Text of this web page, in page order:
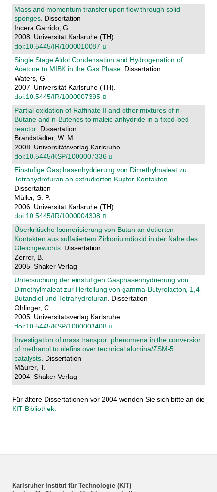
Mass and momentum transfer upon flow through solid
sponges. Dissertation
Incera Garrido, G.
2008. Universität Karlsruhe (TH).
doi:10.5445/IR/1000010087
Single Stage Aldol Condensation and Hydrogenation of
Acetone to MIBK in the Gas Phase. Dissertation
Waters, G.
2007. Universität Karlsruhe (TH).
doi:10.5445/IR/1000007395
Partial oxidation of Raffinate II and other mixtures of n-
Butane and n-Butenes to maleic anhydride in a fixed-bed
reactor. Dissertation
Brandstädter, W. M.
2008. Universitätsverlag Karlsruhe.
doi:10.5445/KSP/1000007336
Einstufige Gasphasenhydrierung von Dimethylmaleat zu
Tetrahydrofuran an extrudierten Kupfer-Kontakten.
Dissertation
Müller, S. P.
2006. Universität Karlsruhe (TH).
doi:10.5445/IR/1000004308
Überkritische Isomerisierung von Butan an dotierten
Kontakten aus sulfatiertem Zirkoniumdioxid in der Nähe des
Gleichgewichts. Dissertation
Zerrer, B.
2005. Shaker Verlag
Untersuchung der einstufigen Gasphasenhydrierung von
Dimethylmaleat zur Hertellung von gamma-Butyrolacton, 1,4-
Butandiol und Tetrahydrofuran. Dissertation
Ohlinger, C.
2005. Universitätsverlag Karlsruhe.
doi:10.5445/KSP/1000003408
Investigation of mass transport phenomena in the conversion
of methanol to olefins over technical alumina/ZSM-5
catalysts. Dissertation
Mäurer, T.
2004. Shaker Verlag
Für ältere Dissertationen vor 2004 wenden Sie sich bitte an die
KIT Bibliothek.
Karlsruher Institut für Technologie (KIT)